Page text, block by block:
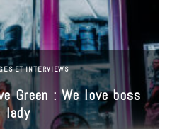
ET INTERVIEWS
Green : We love boss
lady